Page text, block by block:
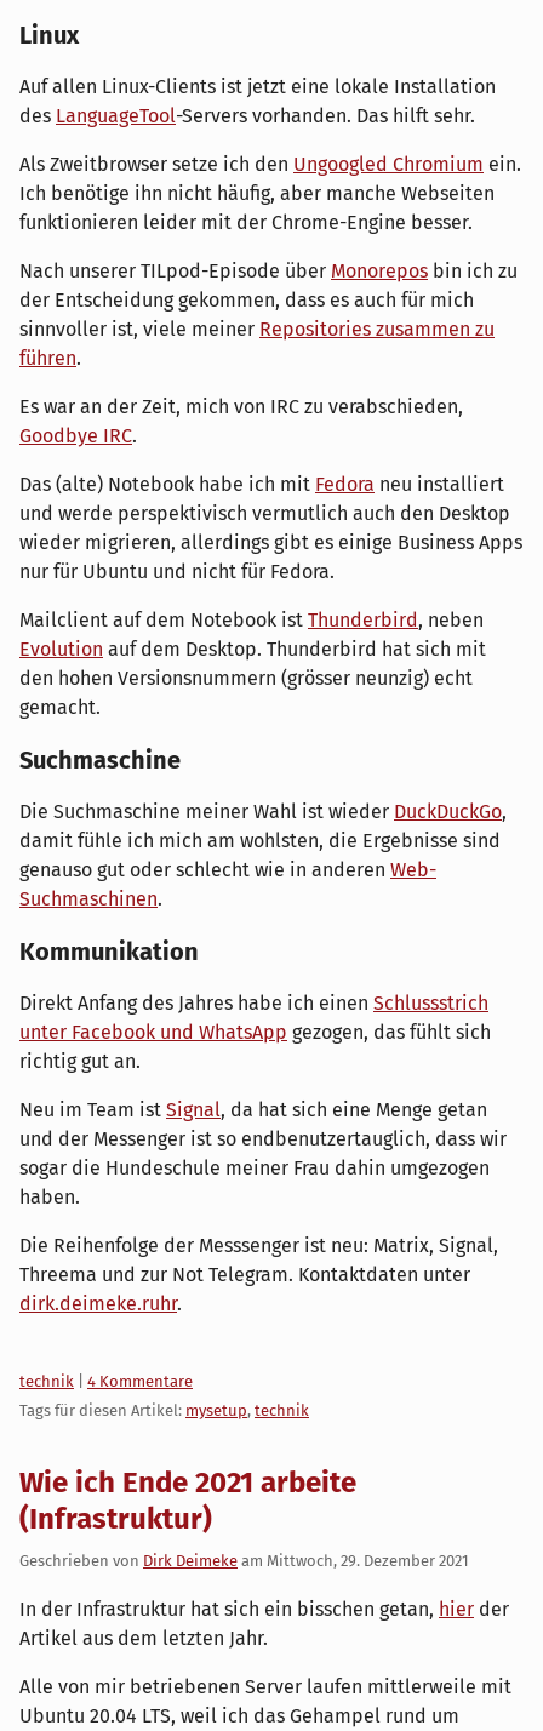
Linux
Auf allen Linux-Clients ist jetzt eine lokale Installation
des LanguageTool-Servers vorhanden. Das hilft sehr.
Als Zweitbrowser setze ich den Ungoogled Chromium ein.
Ich benötige ihn nicht häufig, aber manche Webseiten
funktionieren leider mit der Chrome-Engine besser.
Nach unserer TILpod-Episode über Monorepos bin ich zu
der Entscheidung gekommen, dass es auch für mich
sinnvoller ist, viele meiner Repositories zusammen zu
führen.
Es war an der Zeit, mich von IRC zu verabschieden,
Goodbye IRC.
Das (alte) Notebook habe ich mit Fedora neu installiert
und werde perspektivisch vermutlich auch den Desktop
wieder migrieren, allerdings gibt es einige Business Apps
nur für Ubuntu und nicht für Fedora.
Mailclient auf dem Notebook ist Thunderbird, neben
Evolution auf dem Desktop. Thunderbird hat sich mit
den hohen Versionsnummern (grösser neunzig) echt
gemacht.
Suchmaschine
Die Suchmaschine meiner Wahl ist wieder DuckDuckGo,
damit fühle ich mich am wohlsten, die Ergebnisse sind
genauso gut oder schlecht wie in anderen Web-
Suchmaschinen.
Kommunikation
Direkt Anfang des Jahres habe ich einen Schlussstrich
unter Facebook und WhatsApp gezogen, das fühlt sich
richtig gut an.
Neu im Team ist Signal, da hat sich eine Menge getan
und der Messenger ist so endbenutzertauglich, dass wir
sogar die Hundeschule meiner Frau dahin umgezogen
haben.
Die Reihenfolge der Messsenger ist neu: Matrix, Signal,
Threema und zur Not Telegram. Kontaktdaten unter
dirk.deimeke.ruhr.
Kategorien:
technik
4 Kommentare
Tags für diesen Artikel: mysetup, technik
Wie ich Ende 2021 arbeite
(Infrastruktur)
Geschrieben von Dirk Deimeke am Mittwoch, 29. Dezember 2021
In der Infrastruktur hat sich ein bisschen getan, hier der
Artikel aus dem letzten Jahr.
Alle von mir betriebenen Server laufen mittlerweile mit
Ubuntu 20.04 LTS, weil ich das Gehampel rund um